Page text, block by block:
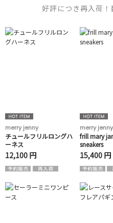
好評につき再入荷
merry jenny
チュールフリルロングハ
ーネス
12,100 円
merry jenny
frill mary
sneakers
15,400 円